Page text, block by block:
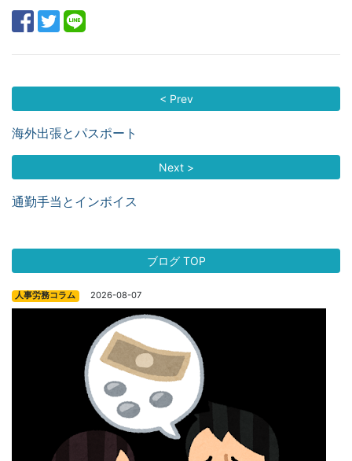
< Prev
海外出張とパスポート
Next >
通勤手当とインボイス
ブログ TOP
人事労務コラム 2026-08-07